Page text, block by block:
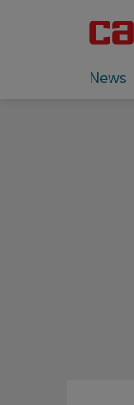
News
Sie lesen: